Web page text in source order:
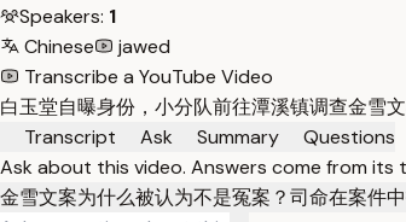
Speakers: 1
Chinese
jawed
Transcribe a YouTube Video
白玉堂自曝身份，小分队前往潭溪镇调查金雪
Transcript
Ask Summary
Questions
Ask about this video. Answers come from
金雪文案为什么被认为不是冤案？司命在案件